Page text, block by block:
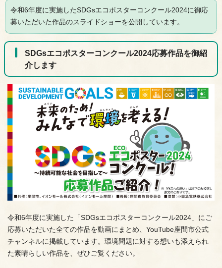
令和6年度に実施したSDGsエコポスターコンクール2024に御応
募いただいた作品のスライドショーを公開しています。
SDGsエコポスターコンクール2024応募作品を御紹
介します
令和6年度に実施した「SDGsエコポスターコンクール2024」にご
応募いただいた全ての作品を動画にまとめ、YouTube座間市公式
チャンネルに掲載しています。環境問題に対する想いも添えられ
た素晴らしい作品を、ぜひご覧ください。